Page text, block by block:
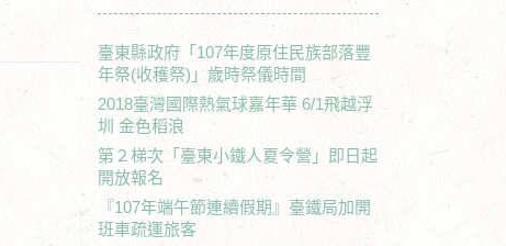
臺東縣政府「107年度原住民族部落豐
年祭(收穫祭)」歲時祭儀時間
2018臺灣國際熱氣球嘉年華 6/1飛越浮
圳 金色稻浪
第２梯次「臺東小鐵人夏令營」即日起
開放報名
『107年端午節連續假期』臺鐵局加開
班車疏運旅客